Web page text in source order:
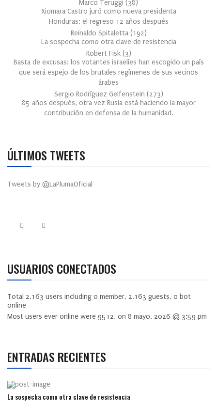
Marco Teruggi (38)
Xiomara Castro juró como nueva presidenta
Honduras: el regreso 12 años después
Reinaldo Spitaletta (192)
La sospecha como otra clave de resistencia
Robert Fisk (3)
Basta de excusas: los votantes israelíes han escogido un país
que será espejo de los brutales regímenes de sus vecinos
árabes
Sergio Rodríguez Gelfenstein (273)
85 años después, otra vez Rusia está haciendo la mayor
contribución en defensa de la humanidad.
ÚLTIMOS TWEETS
Tweets by @LaPlumaOficial
USUARIOS CONECTADOS
Total 2.163 users including 0 member, 2.163 guests, 0 bot
online
Most users ever online were 9512, on 8 mayo, 2026 @ 3:59 pm
ENTRADAS RECIENTES
La sospecha como otra clave de resistencia